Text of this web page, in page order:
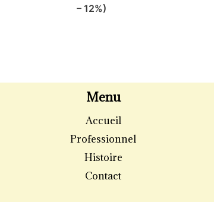
– 12%)
Menu
Accueil
Professionnel
Histoire
Contact